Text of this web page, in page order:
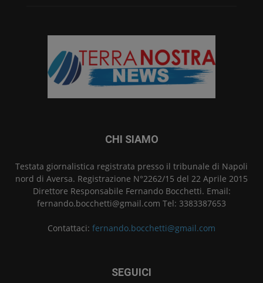
CHI SIAMO
Testata giornalistica registrata presso il tribunale di Napoli
nord di Aversa. Registrazione N°2262/15 del 22 Aprile 2015
Direttore Responsabile Fernando Bocchetti. Email:
fernando.bocchetti@gmail.com Tel: 3383387653
Contattaci: fernando.bocchetti@gmail.com
SEGUICI